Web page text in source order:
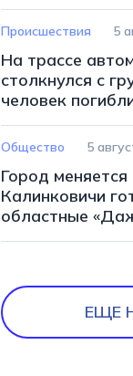
Происшествия 5
На трассе
столкнулся с
человек
Общество 5
Город меняется
Калинковичи
областные
ЕЩЕ